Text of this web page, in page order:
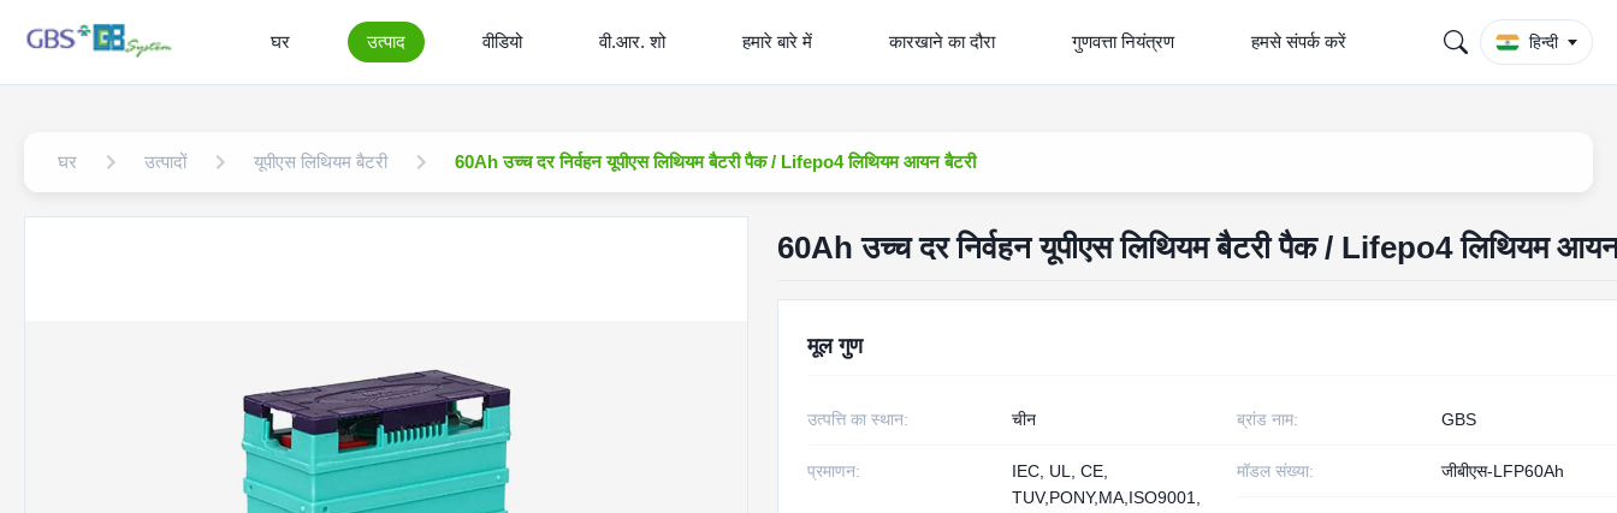
घर उत्पाद वीडियो वी.आर. शो हमारे बारे में कारखाने का दौरा गुणवत्ता नियंत्रण हमसे संपर्क करें हिन्दी
घर उत्पादों यूपीएस लिथियम बैटरी 60Ah उच्च दर निर्वहन यूपीएस लिथियम बैटरी पैक / Lifepo4 लिथियम आयन बैटरी
60Ah उच्च दर निर्वहन यूपीएस लिथियम बैटरी पैक / Lifepo4 लिथियम
मूल गुण
उत्पत्ति का स्थान: चीन ब्रांड नाम: GBS
प्रमाणन:
IEC, UL, CE,
TUV,PONY,MA,ISO9001,
मॉडल संख्या: जीबीएस-LFP60Ah